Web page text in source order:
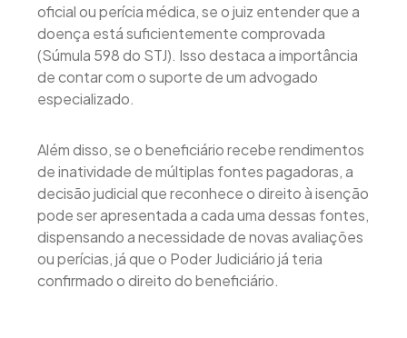
oficial ou perícia médica, se o juiz entender que a
doença está suficientemente comprovada
(Súmula 598 do STJ). Isso destaca a importância
de contar com o suporte de um advogado
especializado.
Além disso, se o beneficiário recebe rendimentos
de inatividade de múltiplas fontes pagadoras, a
decisão judicial que reconhece o direito à isenção
pode ser apresentada a cada uma dessas fontes,
dispensando a necessidade de novas avaliações
ou perícias, já que o Poder Judiciário já teria
confirmado o direito do beneficiário.